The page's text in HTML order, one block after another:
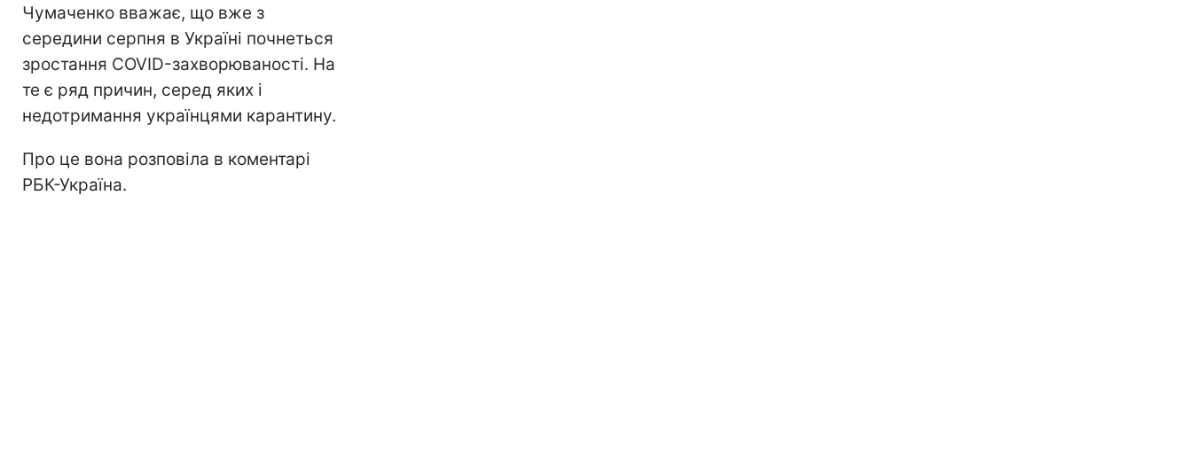
Чумаченко вважає, що вже з
середини серпня в Україні почнеться
зростання COVID-захворюваності. На
те є ряд причин, серед яких і
недотримання українцями карантину.
Про це вона розповіла в коментарі
РБК-Україна.